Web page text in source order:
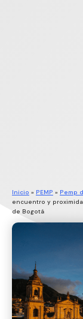
Inicio » PEMP » Pemp
encuentro y
de Bogotá